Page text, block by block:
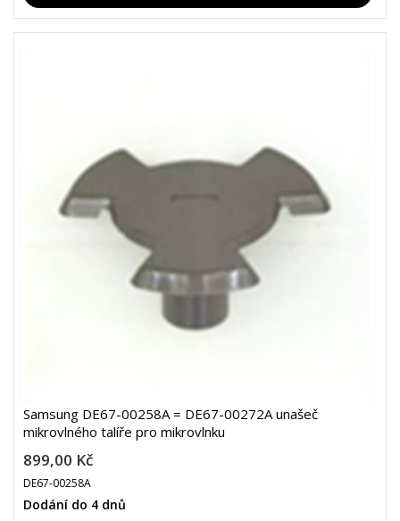
Samsung DE67-00258A = DE67-00272A unašeč
mikrovlného talíře pro mikrovlnku
899,00 Kč
DE67-00258A
Dodání do 4 dnů